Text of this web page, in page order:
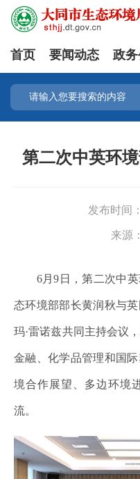
首页 要闻动态 政
第二次中英环
发布时间：
来源：
6月9日，第二次中英
态环境部部长黄润秋与
玛·雷诺兹共同主持会议
金融、化学品管理和国
境合作展望、多边环境
流。